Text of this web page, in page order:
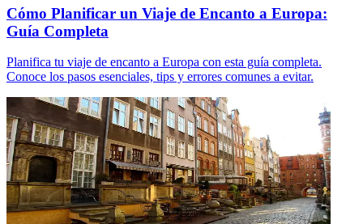
Cómo Planificar un Viaje de Encanto a Europa:
Guía Completa
Planifica tu viaje de encanto a Europa con esta guía completa.
Conoce los pasos esenciales, tips y errores comunes a evitar.